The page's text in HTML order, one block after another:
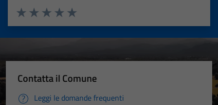
Valuta 5 stelle su 5
Valuta 4 stelle su 5
Valuta 3 stelle su 5
Valuta 2 stelle su 5
Valuta 1 stelle su 5
Contatta il Comune
Leggi le domande frequenti